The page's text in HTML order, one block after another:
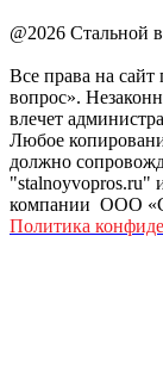
@2026 Стальной
Все права на
вопрос».
влечет
Любое
должно
"stalnoyvopros.ru"
компании ООО
Политика